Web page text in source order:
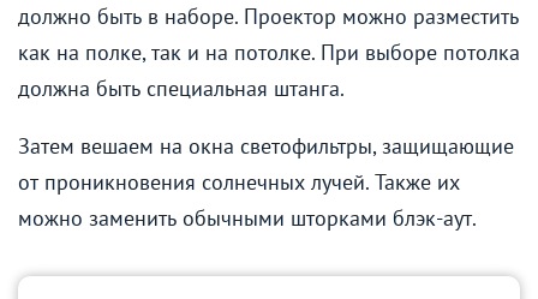
должно быть в наборе. Проектор можно разместить
как на полке, так и на потолке. При выборе потолка
должна быть специальная штанга.
Затем вешаем на окна светофильтры, защищающие
от проникновения солнечных лучей. Также их
можно заменить обычными шторками блэк-аут.